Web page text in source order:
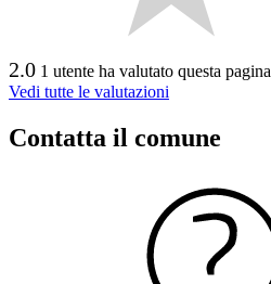
2.0 1 utente ha valutato questa pagina
Vedi tutte le valutazioni
Contatta il comune